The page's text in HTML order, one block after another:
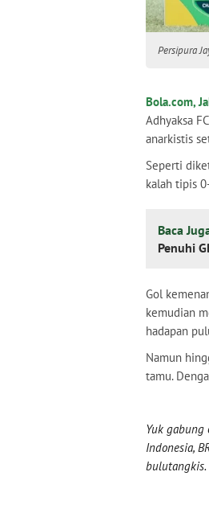
Persipura
Bola.com,
Adhyaksa
anarkistis
Seperti
kalah tipis
Baca
Penuhi
Gol
kemudian
hadapan
Namun
tamu.
Yuk gabung
Indonesia,
bulutangkis.